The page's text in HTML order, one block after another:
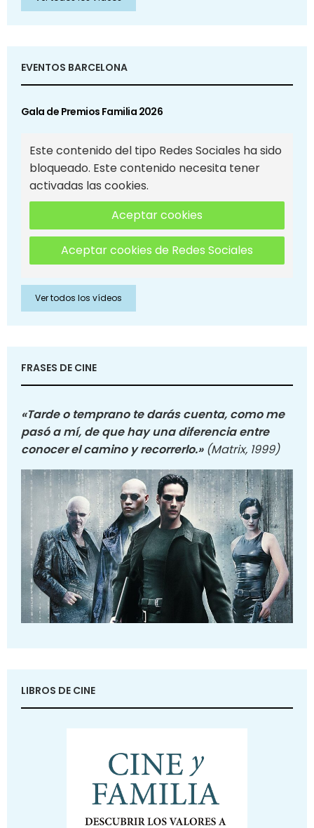
EVENTOS BARCELONA
Gala de Premios Familia 2026
Este contenido del tipo Redes Sociales ha sido
bloqueado. Este contenido necesita tener
activadas las cookies.
Aceptar cookies
Aceptar cookies de Redes Sociales
Ver todos los vídeos
FRASES DE CINE
«Tarde o temprano te darás cuenta, como me
pasó a mí, de que hay una diferencia entre
conocer el camino y recorrerlo.» (Matrix, 1999)
LIBROS DE CINE